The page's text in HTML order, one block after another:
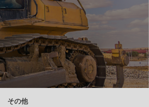
その他